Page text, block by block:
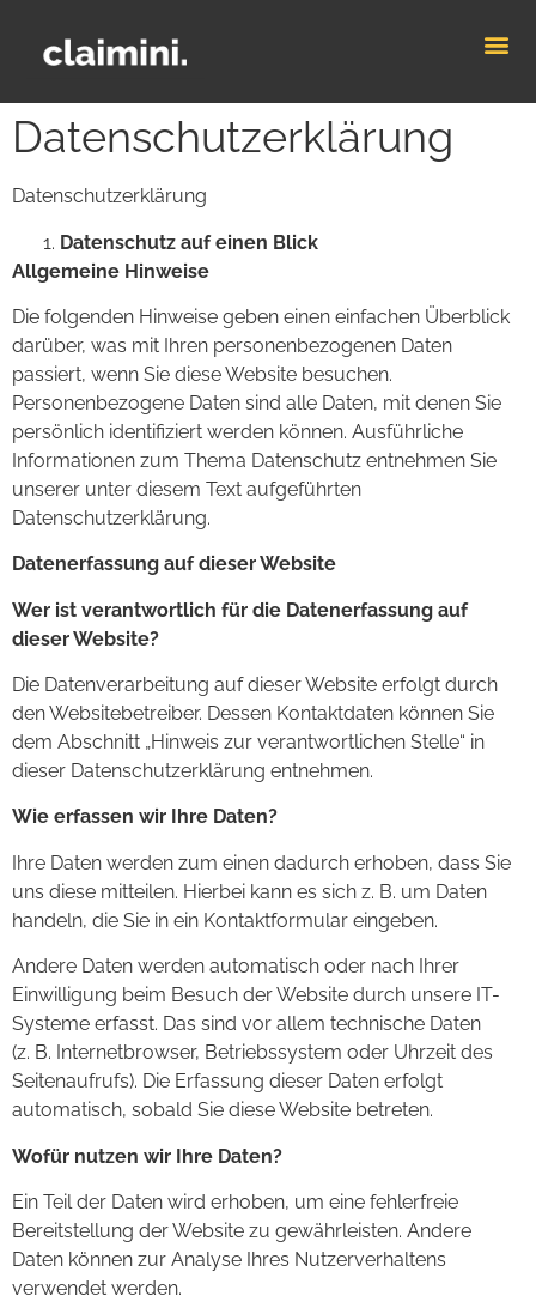
Datenschutzerklärung
Datenschutzerklärung
Datenschutz auf einen Blick
Allgemeine Hinweise
Die folgenden Hinweise geben einen einfachen Überblick
darüber, was mit Ihren personenbezogenen Daten
passiert, wenn Sie diese Website besuchen.
Personenbezogene Daten sind alle Daten, mit denen Sie
persönlich identifiziert werden können. Ausführliche
Informationen zum Thema Datenschutz entnehmen Sie
unserer unter diesem Text aufgeführten
Datenschutzerklärung.
Datenerfassung auf dieser Website
Wer ist verantwortlich für die Datenerfassung auf
dieser Website?
Die Datenverarbeitung auf dieser Website erfolgt durch
den Websitebetreiber. Dessen Kontaktdaten können Sie
dem Abschnitt „Hinweis zur verantwortlichen Stelle“ in
dieser Datenschutzerklärung entnehmen.
Wie erfassen wir Ihre Daten?
Ihre Daten werden zum einen dadurch erhoben, dass Sie
uns diese mitteilen. Hierbei kann es sich z. B. um Daten
handeln, die Sie in ein Kontaktformular eingeben.
Andere Daten werden automatisch oder nach Ihrer
Einwilligung beim Besuch der Website durch unsere IT-
Systeme erfasst. Das sind vor allem technische Daten
(z. B. Internetbrowser, Betriebssystem oder Uhrzeit des
Seitenaufrufs). Die Erfassung dieser Daten erfolgt
automatisch, sobald Sie diese Website betreten.
Wofür nutzen wir Ihre Daten?
Ein Teil der Daten wird erhoben, um eine fehlerfreie
Bereitstellung der Website zu gewährleisten. Andere
Daten können zur Analyse Ihres Nutzerverhaltens
verwendet werden.